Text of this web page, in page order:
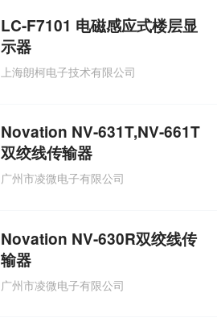
LC-F7101 电磁感应式楼层显
示器
上海朗柯电子技术有限公司
Novation NV-631T,NV-661T
双绞线传输器
广州市凌微电子有限公司
Novation NV-630R双绞线传
输器
广州市凌微电子有限公司